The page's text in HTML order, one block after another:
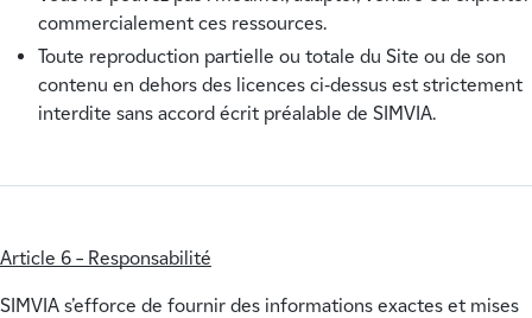
commercialement ces ressources.
Toute reproduction partielle ou totale du Site ou de son
contenu en dehors des licences ci-dessus est strictement
interdite sans accord écrit préalable de SIMVIA.
Article 6 – Responsabilité
SIMVIA s’efforce de fournir des informations exactes et mises